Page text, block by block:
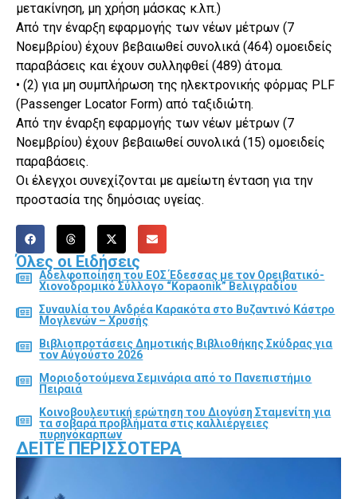
μετακίνηση, μη χρήση μάσκας κ.λπ.)
Από την έναρξη εφαρμογής των νέων μέτρων (7
Νοεμβρίου) έχουν βεβαιωθεί συνολικά (464) ομοειδείς
παραβάσεις και έχουν συλληφθεί (489) άτομα.
• (2) για μη συμπλήρωση της ηλεκτρονικής φόρμας PLF
(Passenger Locator Form) από ταξιδιώτη.
Από την έναρξη εφαρμογής των νέων μέτρων (7
Νοεμβρίου) έχουν βεβαιωθεί συνολικά (15) ομοειδείς
παραβάσεις.
Οι έλεγχοι συνεχίζονται με αμείωτη ένταση για την
προστασία της δημόσιας υγείας.
Όλες οι Ειδήσεις
Αδελφοποίηση του ΕΟΣ Έδεσσας με τον Ορειβατικό-
Χιονοδρομικό Σύλλογο “Kopaonik” Βελιγραδίου
Συναυλία του Ανδρέα Καρακότα στο Βυζαντινό Κάστρο
Μογλενών – Χρυσής
Βιβλιοπροτάσεις Δημοτικής Βιβλιοθήκης Σκύδρας για
τον Αύγούστο 2026
Μοριοδοτούμενα Σεμινάρια από το Πανεπιστήμιο
Πειραιά
Κοινοβουλευτική ερώτηση του Διονύση Σταμενίτη για
τα σοβαρά προβλήματα στις καλλιέργειες
πυρηνόκαρπων
ΔΕΊΤΕ ΠΕΡΙΣΣΌΤΕΡΑ